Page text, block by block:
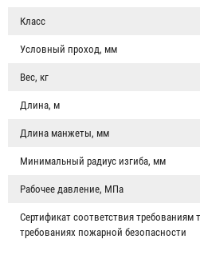
Класс
Условный проход, мм
Вес, кг
Длина, м
Длина манжеты, мм
Минимальный радиус изгиба, мм
Рабочее давление, МПа
Сертификат соответствия требованиям
требованиях пожарной безопасности
Головка